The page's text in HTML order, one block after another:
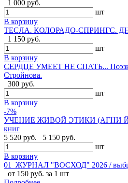
1 000 руб.
шт
В корзину
ТЕСЛА. КОЛОРАДО-СПРИНГС.
1 150 руб.
шт
В корзину
СЕРДЦЕ УМЕЕТ НЕ СПАТЬ...
Стройнова.
300 руб.
шт
В корзину
-7%
УЧЕНИЕ ЖИВОЙ ЭТИКИ (АГНИ
книг
5 520 руб.
5 150 руб.
шт
В корзину
01_ЖУРНАЛ "ВОСХОД" 2026 /
от 150 руб. за 1 шт